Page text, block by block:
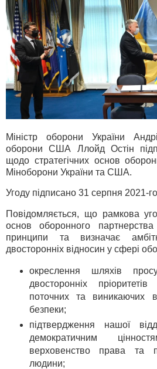
Міністр оборони України
оборони США Ллойд Остін
щодо стратегічних основ
Міноборони України та США.
Угоду підписано 31 серпня 2021-
Повідомляється, що рамкова
основ оборонного партнерства
принципи та визначає
двосторонніх відносин у сфері
окреслення шляхів
двосторонніх
поточних та виникаючих
безпеки;
підтвердження нашої
демократичним
верховенство права та
людини;